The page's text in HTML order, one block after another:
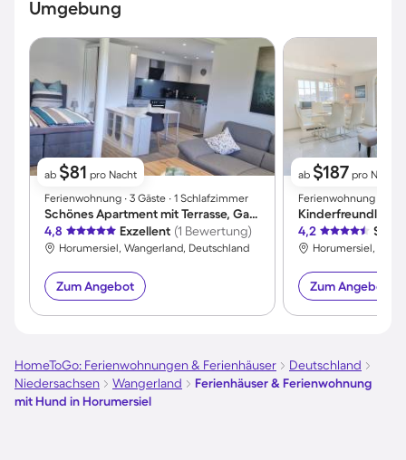
Umgebung
ab $81 pro Nacht
Ferienwohnung ∙ 3 Gäste ∙ 1 Schlafzimmer
Schönes Apartment mit Terrasse, Garten und Grill
4,8
Exzellent (1 Bewertung)
Horumersiel, Wangerland, Deutschland
Zum Angebot
ab $187 pro Nacht
Ferienwohnung ∙ 6
4,2 Sehr
Horumersiel,
Zum Angebot
HomeToGo: Ferienwohnungen & Ferienhäuser
Deutschland
Niedersachsen
Wangerland
Ferienhäuser & Ferienwohnung
mit Hund in Horumersiel